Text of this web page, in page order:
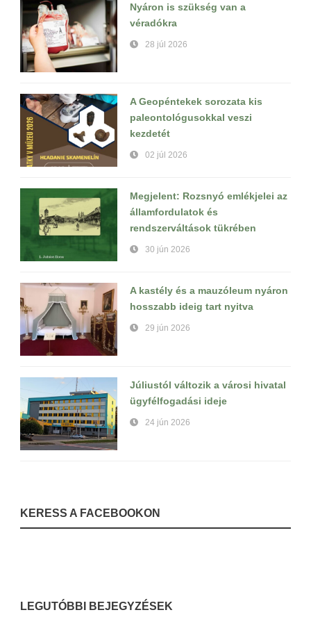
Nyáron is szükség van a
véradókra
28 júl 2026
A Geopéntekek sorozata kis
paleontológusokkal veszi
kezdetét
02 júl 2026
Megjelent: Rozsnyó emlékjelei az
államfordulatok és
rendszerváltások tükrében
30 jún 2026
A kastély és a mauzóleum nyáron
hosszabb ideig tart nyitva
29 jún 2026
Júliustól változik a városi hivatal
ügyfélfogadási ideje
24 jún 2026
KERESS A FACEBOOKON
LEGUTÓBBI BEJEGYZÉSEK